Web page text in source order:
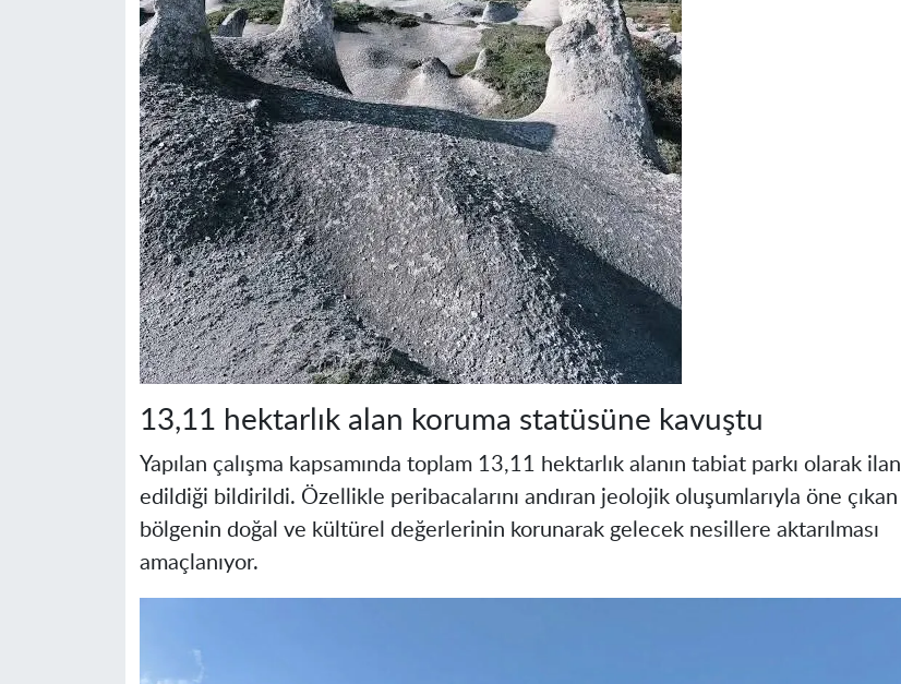
13,11 hektarlık alan koruma statüsüne kavuştu
Yapılan çalışma kapsamında toplam 13,11 hektarlık alanın tabiat parkı olarak ilan
edildiği bildirildi. Özellikle peribacalarını andıran jeolojik oluşumlarıyla öne çıkan
bölgenin doğal ve kültürel değerlerinin korunarak gelecek nesillere aktarılması
amaçlanıyor.